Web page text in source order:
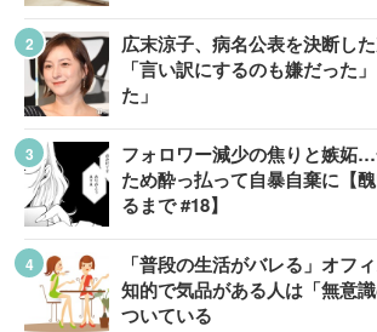
広末涼子、病名公表を決断し
「言い訳にするのも嫌だった
た」
フォロワー減少の焦りと嫉妬
ため酔っ払って自暴自棄に【
るまで #18】
「普段の生活がバレる」オフ
知的で気品がある人は「無意
ついている